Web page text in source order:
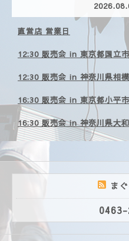
直営店 営業日
12:30 販売会 in 東京都国立市
12:30 販売会 in 神奈川県相
16:30 販売会 in 東京都小平市
16:30 販売会 in 神奈川県大和
ま